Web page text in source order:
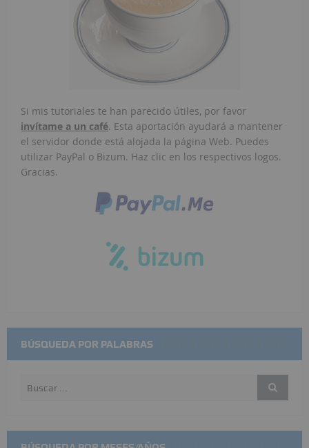
Si mis tutoriales te han parecido útiles, por favor
invítame a un café. Esta aportación ayudará a mantener
el servidor donde está alojada la página Web. Puedes
utilizar PayPal o Bizum. Haz clic en los respectivos logos.
Gracias.
BÚSQUEDA POR PALABRAS